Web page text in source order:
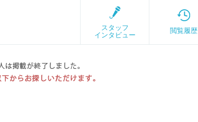
スタッフ
インタビュー
閲覧履歴